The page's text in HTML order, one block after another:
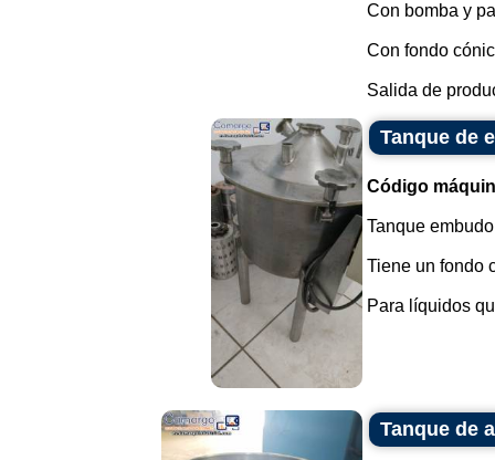
Con bomba y
Con fondo
Salida de
Tanque de
Código
Tanque
Tiene un fondo
Para líquidos
Tanque de